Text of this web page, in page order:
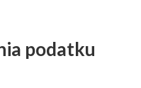
podatku